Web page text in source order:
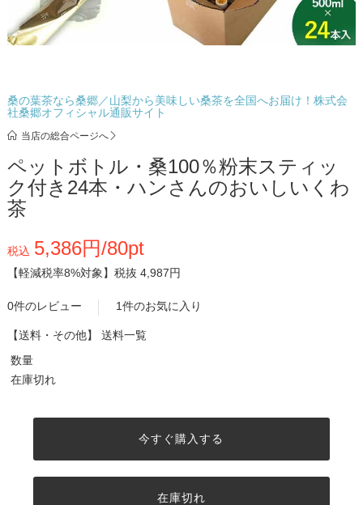
桑の葉茶なら桑郷／山梨から美味しい桑茶を全国へお届け！株式会
社桑郷オフィシャル通販サイト
当店の総合ページへ
ペットボトル・桑100％粉末スティッ
ク付き24本・ハンさんのおいしいくわ
茶
税込 5,386円/80pt
【軽減税率8%対象】 税抜 4,987円
0件のレビュー 1件のお気に入り
【送料・その他】 送料一覧
数量
在庫切れ
今すぐ購入する
在庫切れ